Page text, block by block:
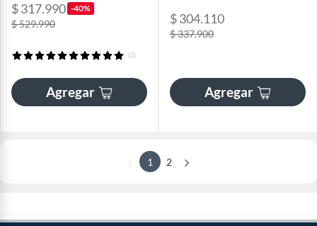
$ 317.990 -40%
$ 529.990
(1)
Agregar
$ 304.110
$ 337.900
Agregar
1 2